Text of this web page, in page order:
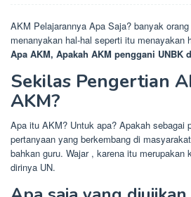
AKM Pelajarannya Apa Saja? banyak
menanyakan hal-hal seperti itu menayakan
Apa AKM, Apakah AKM penggani UNBK
Sekilas Pengertian
AKM?
Apa itu AKM? Untuk apa? Apakah sebagai
pertanyaan yang berkembang di
bahkan guru. Wajar , karena itu merupakan
dirinya UN.